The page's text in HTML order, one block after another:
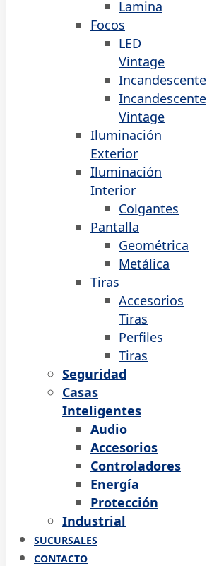
Lamina
Focos
LED
Vintage
Incandescente
Incandescente
Vintage
Iluminación
Exterior
Iluminación
Interior
Colgantes
Pantalla
Geométrica
Metálica
Tiras
Accesorios
Tiras
Perfiles
Tiras
Seguridad
Casas
Inteligentes
Audio
Accesorios
Controladores
Energía
Protección
Industrial
SUCURSALES
CONTACTO